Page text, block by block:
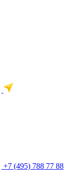
+7 (495) 788 77 88